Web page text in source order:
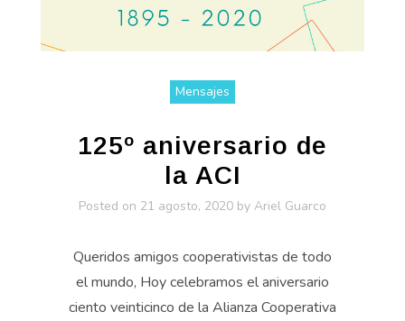
Mensajes
125º aniversario de
la ACI
Posted on 21 agosto, 2020 by Ariel Guarco
Queridos amigos cooperativistas de todo
el mundo, Hoy celebramos el aniversario
ciento veinticinco de la Alianza Cooperativa